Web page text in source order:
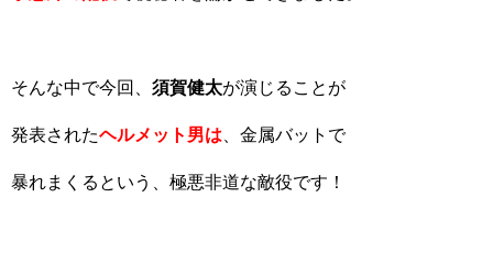
そんな中で今回、 須賀健太が演じることが
発表されたヘルメット男は 、金属バットで
暴れまくるという、極悪非道な敵役です！